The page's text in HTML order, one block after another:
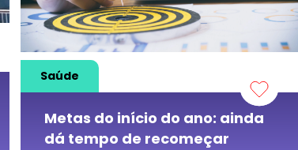
Saúde
Metas do início do ano: ainda
dá tempo de recomeçar